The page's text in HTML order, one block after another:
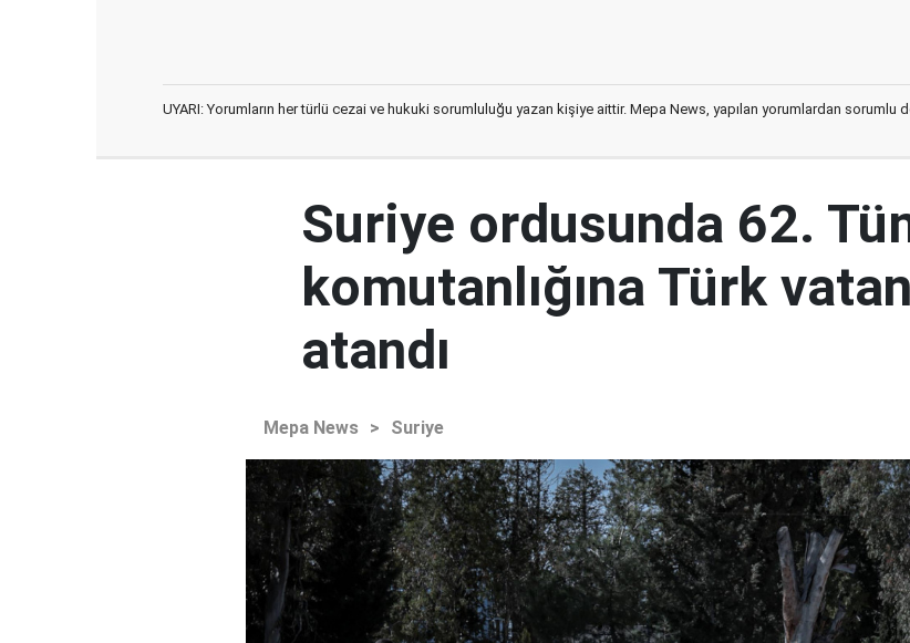
UYARI: Yorumların her türlü cezai ve hukuki sorumluluğu yazan kişiye aittir. Mepa News, yapılan yorumlardan sorumlu
Suriye ordusunda 62.
komutanlığına Türk
atandı
Mepa News > Suriye